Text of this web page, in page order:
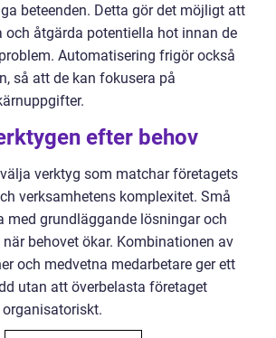
beteenden. Detta gör det möjligt att
och åtgärda potentiella hot innan de
Automatisering frigör också
så att de kan fokusera på
efter behov
verktyg som matchar företagets
verksamhetens komplexitet. Små
med grundläggande lösningar och
behovet ökar. Kombinationen av
och medvetna medarbetare ger ett
utan att överbelasta företaget